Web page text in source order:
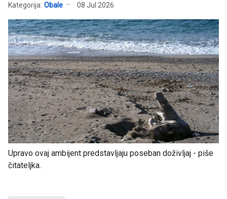
Kategorija: Obale 08 Jul 2026
Upravo ovaj ambijent predstavljaju poseban doživljaj - piše
čitateljka.